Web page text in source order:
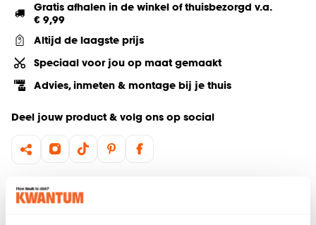
Gratis afhalen in de winkel of thuisbezorgd v.a.
€ 9,99
Altijd de laagste prijs
Speciaal voor jou op maat gemaakt
Advies, inmeten & montage bij je thuis
Deel jouw product & volg ons op social